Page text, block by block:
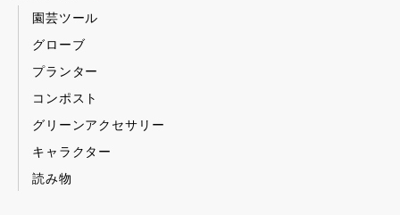
園芸ツール
グローブ
プランター
コンポスト
グリーンアクセサリー
キャラクター
読み物